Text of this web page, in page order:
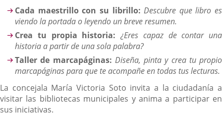
Cada maestrillo con su librillo: Descubre que libro es
viendo la portada o leyendo un breve resumen.
Crea tu propia historia: ¿Eres capaz de contar una
historia a partir de una sola palabra?
Taller de marcapáginas: Diseña, pinta y crea tu propio
marcapáginas para que te acompañe en todas tus lecturas.
La concejala María Victoria Soto invita a la ciudadanía a
visitar las bibliotecas municipales y anima a participar en
sus iniciativas.